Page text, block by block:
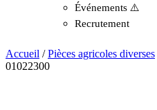
Événements ⚠️
Recrutement
Accueil /Pièces agricoles diverses
01022300